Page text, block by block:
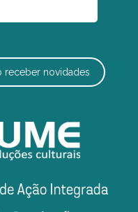
receber novidades